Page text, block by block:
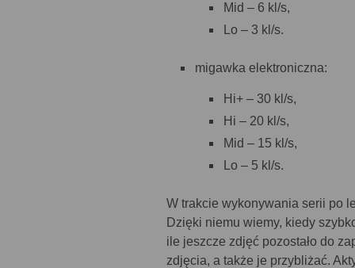
Mid – 6 kl/s,
Lo – 3 kl/s.
migawka elektroniczna:
Hi+ – 30 kl/s,
Hi – 20 kl/s,
Mid – 15 kl/s,
Lo – 5 kl/s.
W trakcie wykonywania serii po
Dzięki niemu wiemy, kiedy
ile jeszcze zdjęć pozostało do
zdjęcia, a także je przybliżać.